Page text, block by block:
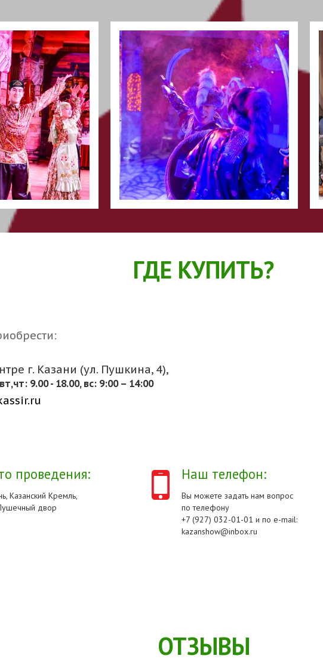
ГДЕ КУПИТЬ?
г. Казани (ул. Пушкина, 4),
9.00 - 18.00, вс: 9:00 – 14:00
проведения:
Казанский Кремль,
двор
Наш телефон:
Вы можете задать нам вопрос
по телефону
+7 (927) 032-01-01 и по e-mail:
kazanshow@inbox.ru
ОТЗЫВЫ